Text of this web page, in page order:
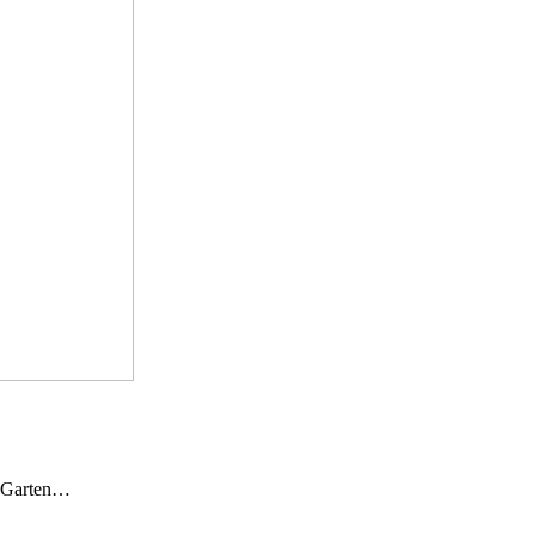
Garten…